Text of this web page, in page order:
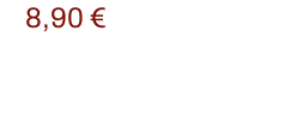
8,90€